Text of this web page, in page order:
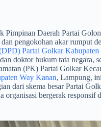
Pimpinan Daerah Partai
pengokohan akar rumput
Partai Golkar Kabupaten
doktor hukum tata negara,
(PK) Partai Golkar
Way Kanan, Lampung,
dari skema besar Partai
organisasi bergerak responsif